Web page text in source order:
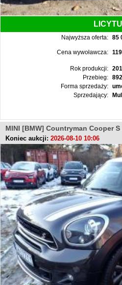
Najwyższa oferta: 85
Cena wywoławcza:
Rok produkcji:
Przebieg:
Forma sprzedaży:
Sprzedający:
MINI [BMW] Countryman Cooper S
Koniec aukcji: 2026-08-10 10:06